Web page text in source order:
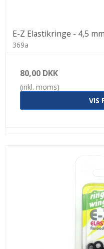
E-Z Elastikringe - 4,5
369a
80,00 DKK
(inkl. moms)
VIS